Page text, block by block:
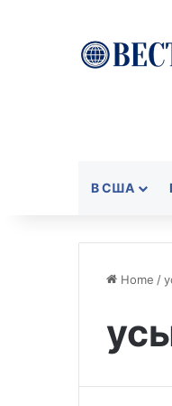
В США
Home /